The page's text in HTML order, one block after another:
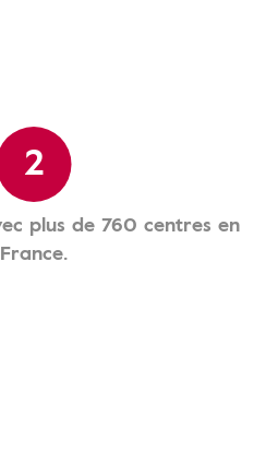
2
plus de 760 centres en
France.